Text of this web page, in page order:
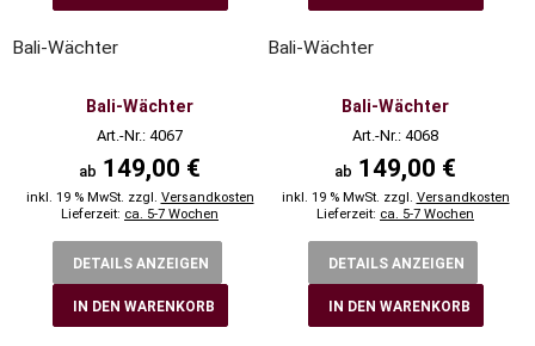
Bali-Wächter
Bali-Wächter
Art.-Nr.: 4067
ab 149,00 €
inkl. 19 % MwSt. zzgl. Versandkosten
Lieferzeit: ca. 5-7 Wochen
DETAILS ANZEIGEN
IN DEN WARENKORB
Bali-Wächter
Bali-Wächter
Art.-Nr.: 4068
ab 149,00 €
inkl. 19 % MwSt. zzgl. Versandkosten
Lieferzeit: ca. 5-7 Wochen
DETAILS ANZEIGEN
IN DEN WARENKORB